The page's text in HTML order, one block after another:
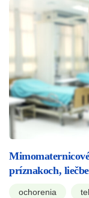
príznakoch,
ochorenia